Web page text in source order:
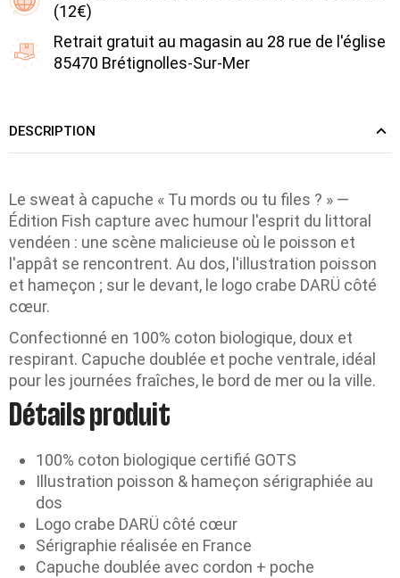
(12€)
Retrait gratuit au magasin au 28 rue de l'église
85470 Brétignolles-Sur-Mer
DESCRIPTION
Le sweat à capuche « Tu mords ou tu files ? » —
Édition Fish capture avec humour l'esprit du littoral
vendéen : une scène malicieuse où le poisson et
l'appât se rencontrent. Au dos, l'illustration poisson
et hameçon ; sur le devant, le logo crabe DARÜ côté
cœur.
Confectionné en 100% coton biologique, doux et
respirant. Capuche doublée et poche ventrale, idéal
pour les journées fraîches, le bord de mer ou la ville.
Détails produit
100% coton biologique certifié GOTS
Illustration poisson & hameçon sérigraphiée au
dos
Logo crabe DARÜ côté cœur
Sérigraphie réalisée en France
Capuche doublée avec cordon + poche